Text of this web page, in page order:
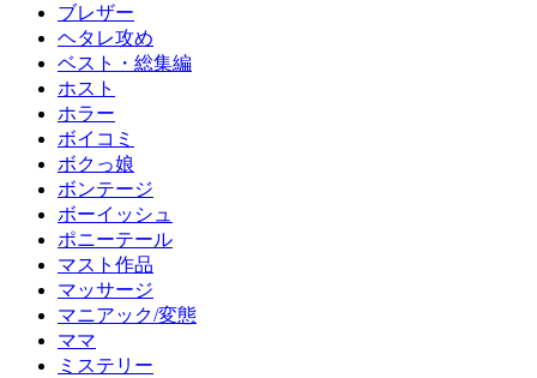
ブレザー
ヘタレ攻め
ベスト・総集編
ホスト
ホラー
ボイコミ
ボクっ娘
ボンテージ
ボーイッシュ
ポニーテール
マスト作品
マッサージ
マニアック/変態
ママ
ミステリー